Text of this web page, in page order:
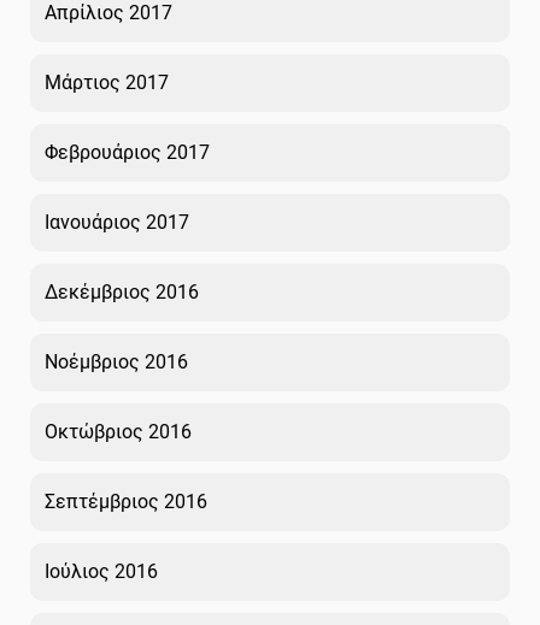
Απρίλιος 2017
Μάρτιος 2017
Φεβρουάριος 2017
Ιανουάριος 2017
Δεκέμβριος 2016
Νοέμβριος 2016
Οκτώβριος 2016
Σεπτέμβριος 2016
Ιούλιος 2016